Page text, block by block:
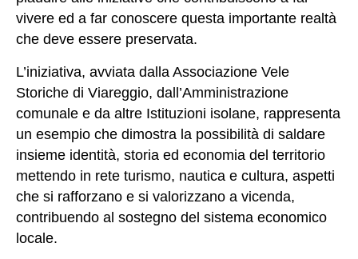
vivere ed a far conoscere questa importante realtà
che deve essere preservata.
L’iniziativa, avviata dalla Associazione Vele
Storiche di Viareggio, dall’Amministrazione
comunale e da altre Istituzioni isolane, rappresenta
un esempio che dimostra la possibilità di saldare
insieme identità, storia ed economia del territorio
mettendo in rete turismo, nautica e cultura, aspetti
che si rafforzano e si valorizzano a vicenda,
contribuendo al sostegno del sistema economico
locale.